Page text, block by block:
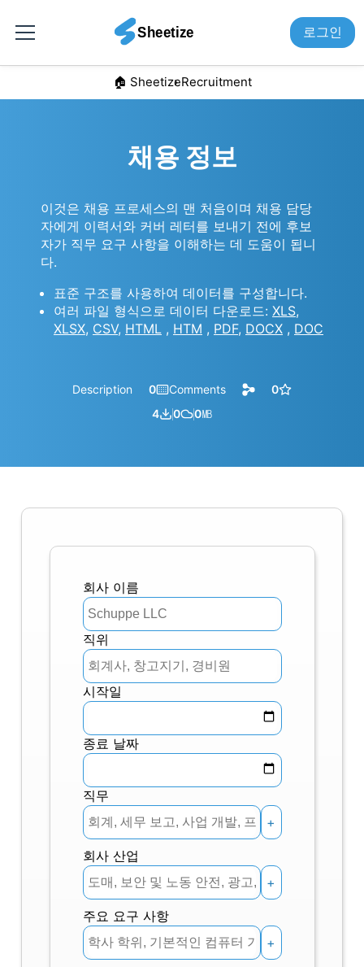
로그인
🏠︎ SheetizeRecruitment
채용 정보
이것은 채용 프로세스의 맨 처음이며 채용 담당
자에게 이력서와 커버 레터를 보내기 전에 후보
자가 직무 요구 사항을 이해하는 데 도움이 됩니
다.
표준 구조를 사용하여 데이터를 구성합니다.
여러 파일 형식으로 데이터 다운로드: XLS,
XLSX, CSV, HTML , HTM , PDF, DOCX , DOC
Description 0 Comments
0
4
0 0㎆︎
회사 이름
직위
시작일
종료 날짜
직무
+
회사 산업
+
주요 요구 사항
+